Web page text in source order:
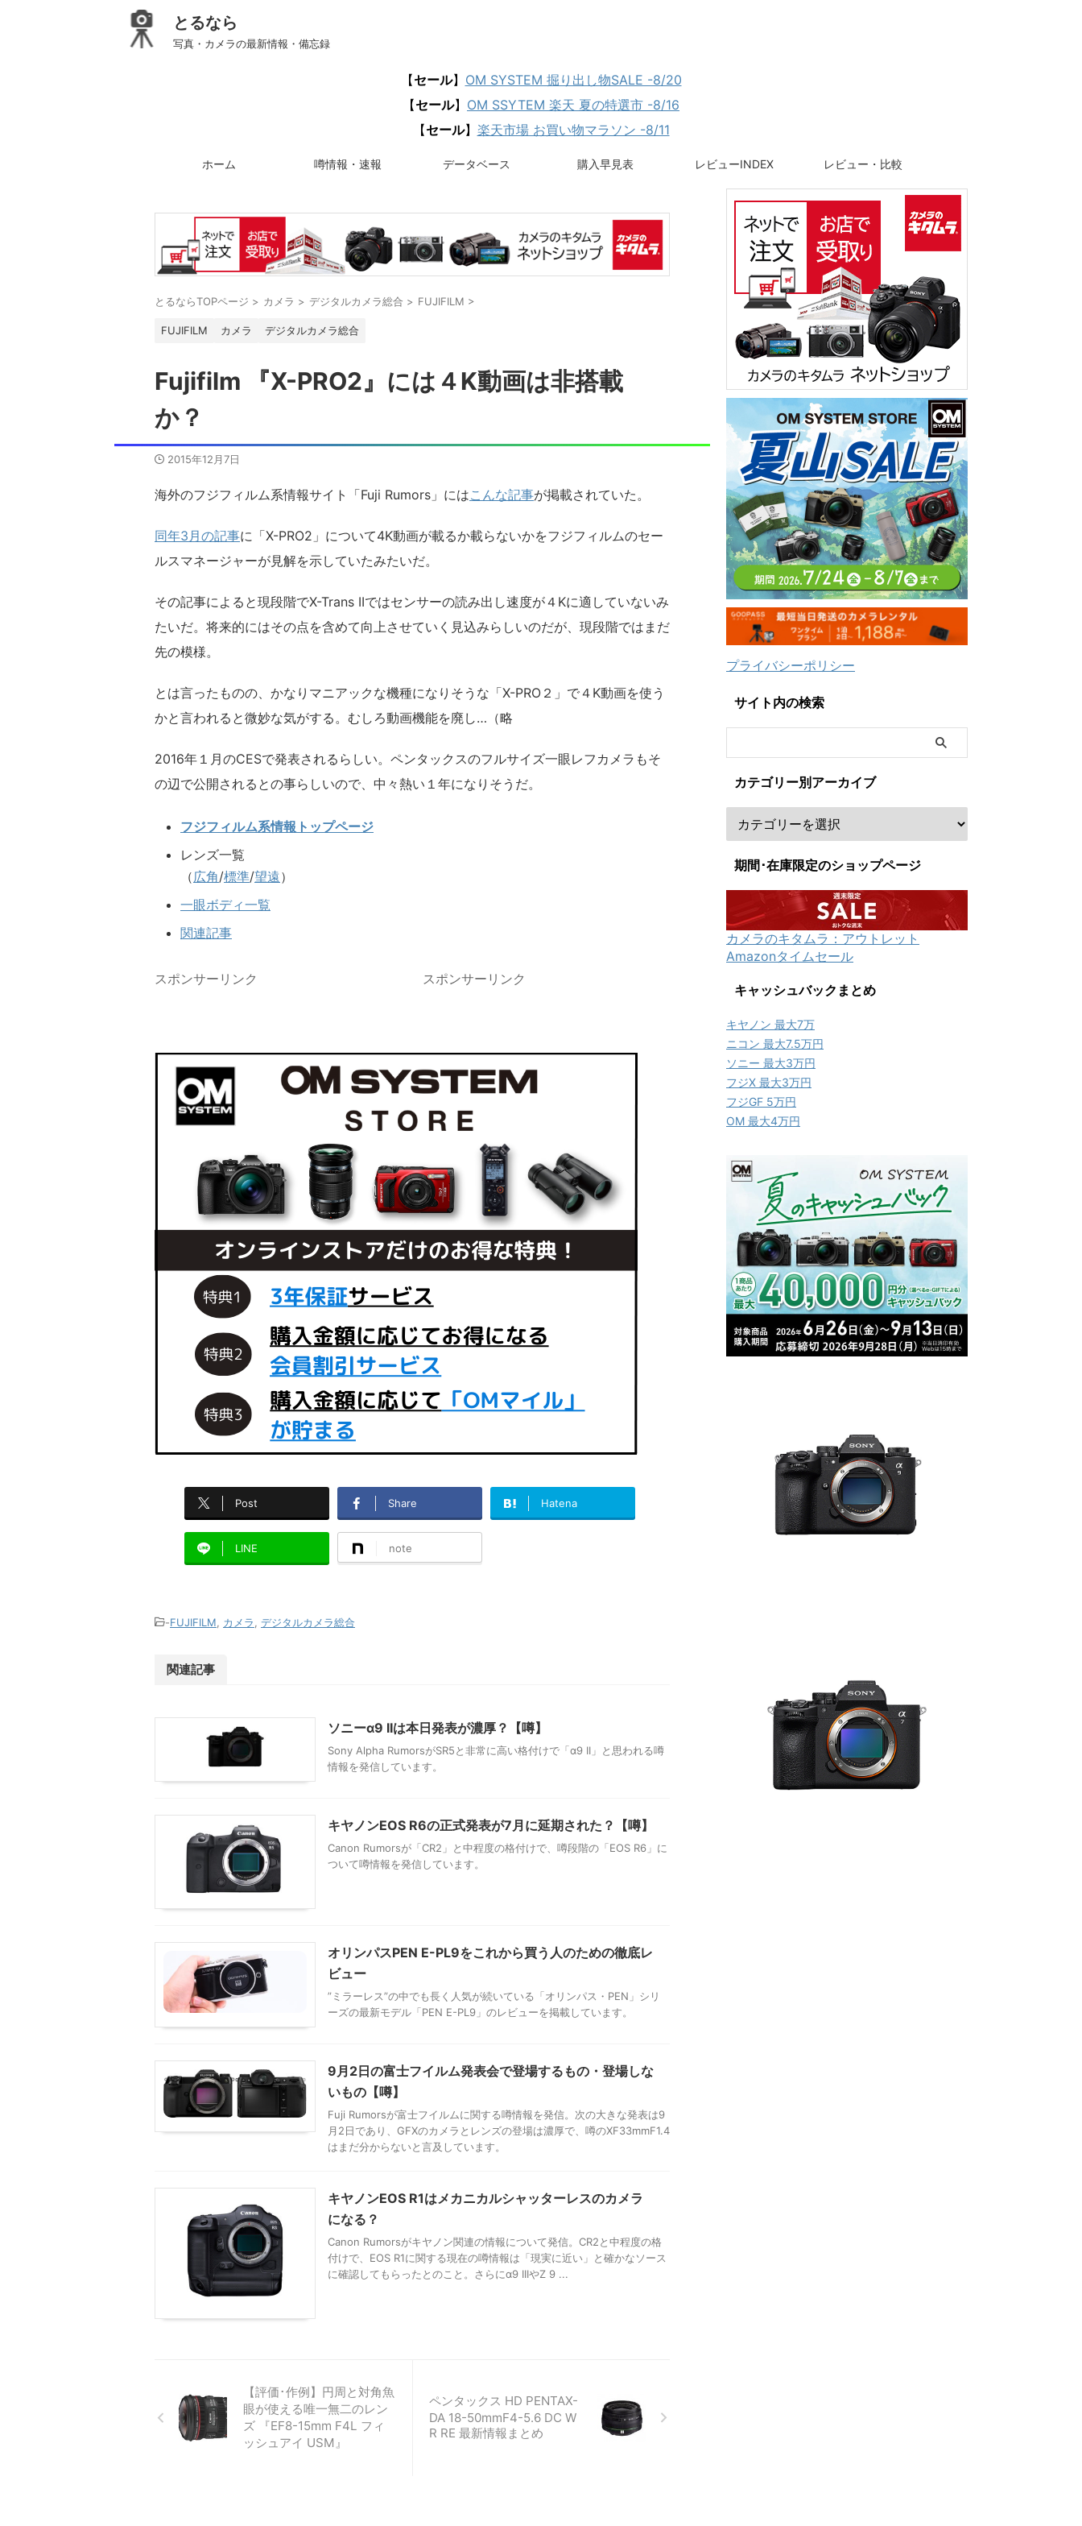
とるなら
写真・カメラの最新情報・備忘録
【セール】 OM SYSTEM 掘り出し物SALE -8/20
【セール】 OM SSYTEM 楽天 夏の特選市 -8/16
【セール】 楽天市場 お買い物マラソン -8/11
ホーム 噂情報・速報 データベース 購入早見表 レビューINDEX レビュー・比較
とるならTOPページ > カメラ > デジタルカメラ総合 > FUJIFILM >
FUJIFILM カメラ デジタルカメラ総合
Fujifilm 『X-PRO2』には４K動画は非搭載
か？
2015年12月7日
海外のフジフィルム系情報サイト「Fuji Rumors」にはこんな記事が掲載されていた。
同年3月の記事に「X-PRO2」について4K動画が載るか載らないかをフジフィルムのセー
ルスマネージャーが見解を示していたみたいだ。
その記事によると現段階でX-Trans IIではセンサーの読み出し速度が４Kに適していないみ
たいだ。将来的にはその点を含めて向上させていく見込みらしいのだが、現段階ではまだ
先の模様。
とは言ったものの、かなりマニアックな機種になりそうな「X-PRO２」で４K動画を使う
かと言われると微妙な気がする。むしろ動画機能を廃し…（略
2016年１月のCESで発表されるらしい。ペンタックスのフルサイズ一眼レフカメラもそ
の辺で公開されるとの事らしいので、中々熱い１年になりそうだ。
フジフィルム系情報トップページ
レンズ一覧
（広角/標準/望遠）
一眼ボディ一覧
関連記事
スポンサーリンク スポンサーリンク
Post Share Hatena
LINE note
-FUJIFILM カメラ デジタルカメラ総合
関連記事
ソニーα9 IIは本日発表が濃厚？【噂】
Sony Alpha RumorsがSR5と非常に高い格付けで「α9 II」と思われる噂
情報を発信しています。
キヤノンEOS R6の正式発表が7月に延期された？【噂】
Canon Rumorsが「CR2」と中程度の格付けで、噂段階の「EOS R6」に
ついて噂情報を発信しています。
オリンパスPEN E-PL9をこれから買う人のための徹底レ
ビュー
”ミラーレス”の中でも長く人気が続いている「オリンパス・PEN」シリ
ーズの最新モデル「PEN E-PL9」のレビューを掲載しています。
9月2日の富士フイルム発表会で登場するもの・登場しな
いもの【噂】
Fuji Rumorsが富士フイルムに関する噂情報を発信。次の大きな発表は9
月2日であり、GFXのカメラとレンズの登場は濃厚で、噂のXF33mmF1.4
はまだ分からないと言及しています。
キヤノンEOS R1はメカニカルシャッターレスのカメラ
になる？
Canon Rumorsがキヤノン関連の情報について発信。CR2と中程度の格
付けで、EOS R1に関する現在の噂情報は「現実に近い」と確かなソース
に確認してもらったとのこと。さらにα9 IIIやZ 9 ...
【評価･作例】円周と対角魚
眼が使える唯一無二のレン
ズ 『EF8-15mm F4L フィ
ッシュアイ USM』
ペンタックス HD PENTAX-
DA 18-50mmF4-5.6 DC W
R RE 最新情報まとめ
プライバシーポリシー
サイト内の検索
カテゴリー別アーカイブ
期間･在庫限定のショップページ
カメラのキタムラ：アウトレット
Amazonタイムセール
キャッシュバックまとめ
キヤノン 最大7万
ニコン 最大7.5万円
ソニー 最大3万円
フジX 最大3万円
フジGF 5万円
OM 最大4万円